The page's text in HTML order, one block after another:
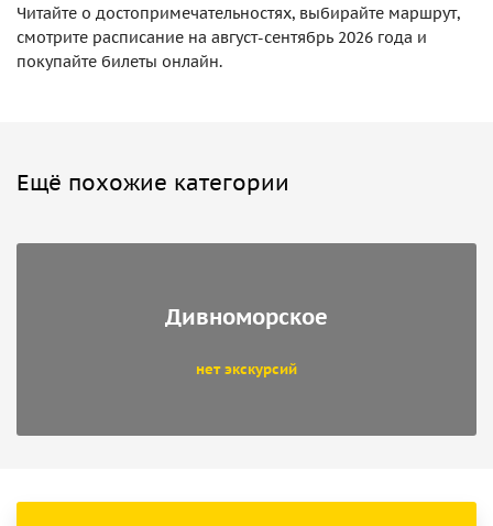
Читайте о достопримечательностях, выбирайте маршрут,
смотрите расписание на август-сентябрь 2026 года и
покупайте билеты онлайн.
Ещё похожие категории
Дивноморское
нет экскурсий